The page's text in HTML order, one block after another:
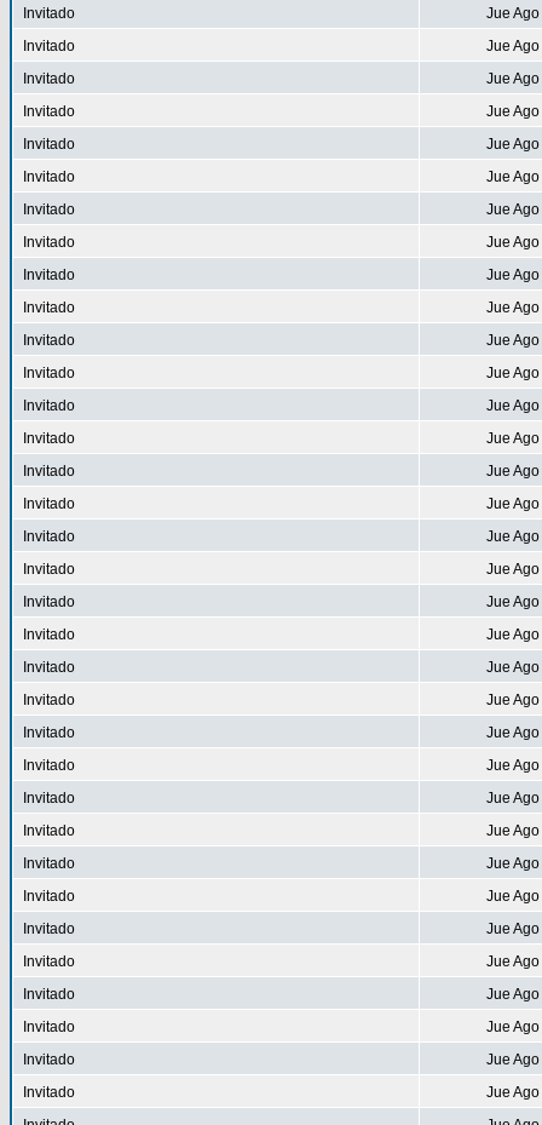
Invitado
Jue
Invitado
Jue
Invitado
Jue
Invitado
Jue
Invitado
Jue
Invitado
Jue
Invitado
Jue
Invitado
Jue
Invitado
Jue
Invitado
Jue
Invitado
Jue
Invitado
Jue
Invitado
Jue
Invitado
Jue
Invitado
Jue
Invitado
Jue
Invitado
Jue
Invitado
Jue
Invitado
Jue
Invitado
Jue
Invitado
Jue
Invitado
Jue
Invitado
Jue
Invitado
Jue
Invitado
Jue
Invitado
Jue
Invitado
Jue
Invitado
Jue
Invitado
Jue
Invitado
Jue
Invitado
Jue
Invitado
Jue
Invitado
Jue
Invitado
Jue